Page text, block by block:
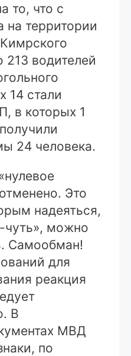
то, что с
на территории
213 водителей
14 стали
в которых 1
24 человека.
Это
надеяться,
чуть», можно
Самообман!
для
реакция
В
МВД
по